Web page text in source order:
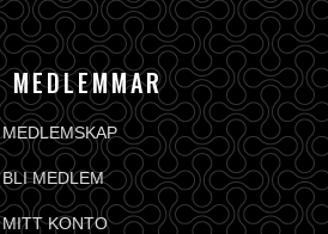
MEDLEMMAR
MEDLEMSKAP
BLI MEDLEM
MITT KONTO